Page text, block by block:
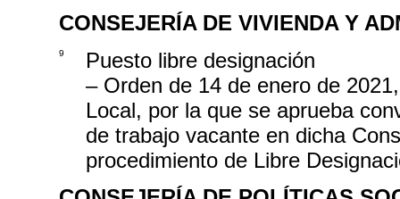
CONSEJERÍA DE VIVIENDA Y
9
Puesto libre designación
– Orden de 14 de enero de
Local, por la que se aprueba
de trabajo vacante en dicha
procedimiento de Libre